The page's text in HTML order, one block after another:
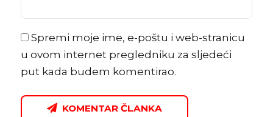
Spremi moje ime, e-poštu i web-stranicu
u ovom internet pregledniku za sljedeći
put kada budem komentirao.
KOMENTAR ČLANKA